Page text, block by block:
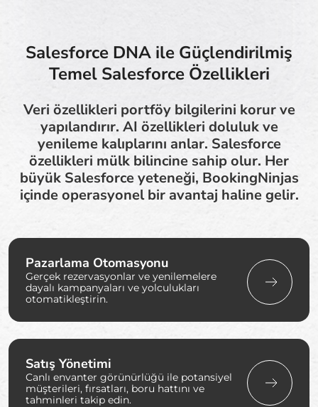
Salesforce DNA ile Güçlendirilmiş
Temel Salesforce Özellikleri
Veri özellikleri portföy bilgilerini korur ve
yapılandırır. AI özellikleri doluluk ve
yenileme kalıplarını anlar. Salesforce
özellikleri mülk bilincine sahip olur. Her
büyük Salesforce yeteneği, BookingNinjas
içinde operasyonel bir avantaj haline gelir.
Pazarlama Otomasyonu
Gerçek rezervasyonlar ve yenilemelere
dayalı kampanyaları ve yolculukları
otomatikleştirin.
Satış Yönetimi
Canlı envanter görünürlüğü ile potansiyel
müşterileri, fırsatları, boru hattını ve
tahminleri takip edin.